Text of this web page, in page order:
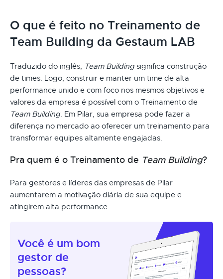
O que é feito no Treinamento de
Team Building da Gestaum LAB
Traduzido do inglês, Team Building significa construção
de times. Logo, construir e manter um time de alta
performance unido e com foco nos mesmos objetivos e
valores da empresa é possível com o Treinamento de
Team Building. Em Pilar, sua empresa pode fazer a
diferença no mercado ao oferecer um treinamento para
transformar equipes altamente engajadas.
Pra quem é o Treinamento de Team Building?
Para gestores e líderes das empresas de Pilar
aumentarem a motivação diária de sua equipe e
atingirem alta performance.
Você é um bom
gestor de
pessoas?